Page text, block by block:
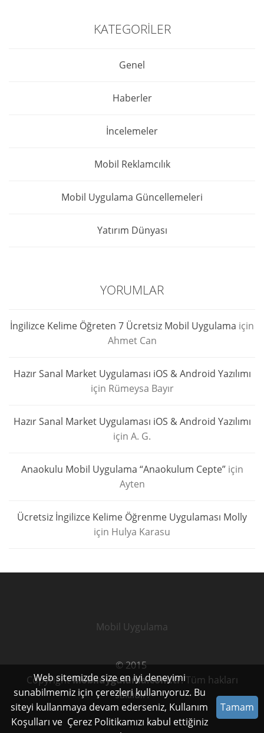
KATEGORILER
Genel
Haberler
İncelemeler
Mobil Reklamcılık
Mobil Uygulama Güncellemeleri
Yatırım Dünyası
YORUMLAR
İngilizce Kelime Öğreten 7 Ücretsiz Mobil Uygulama için
Ahmet Can
Hazır Sanal Market Uygulaması iOS & Android Yazılımı
için Rümeysa Bayır
Hazır Sanal Market Uygulaması iOS & Android Yazılımı
için A. G.
Anaokulu Mobil Uygulama “Anaokulum Cepte”için
Ayten
Ücretsiz İngilizce Kelime Öğrenme Uygulaması Molly
için Hulya Karasu
Web sitemizde size en iyi deneyimi
sunabilmemiz için çerezleri kullanıyoruz. Bu
siteyi kullanmaya devam ederseniz, Kullanım
Koşulları ve Çerez Politikamızı kabul ettiğiniz
Tamam
Mobil Uygulama
© 2015
CopyrightMobiluygulama.com.tr. Tüm hakları
saklıdır.